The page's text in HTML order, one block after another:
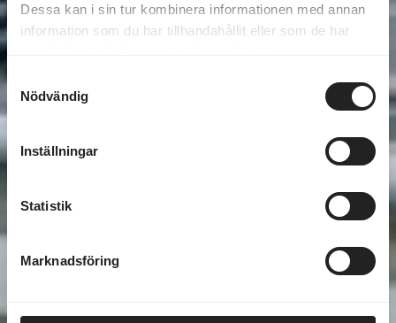
Dessa kan i sin tur kombinera informationen med annan
information som du har tillhandahållit eller som de har
Samtyckesval
Nödvändig
Inställningar
Statistik
Marknadsföring